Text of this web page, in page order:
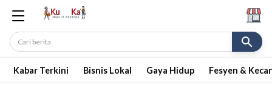
search
Kabar Terkini Bisnis Lokal Gaya Hidup Fesyen &